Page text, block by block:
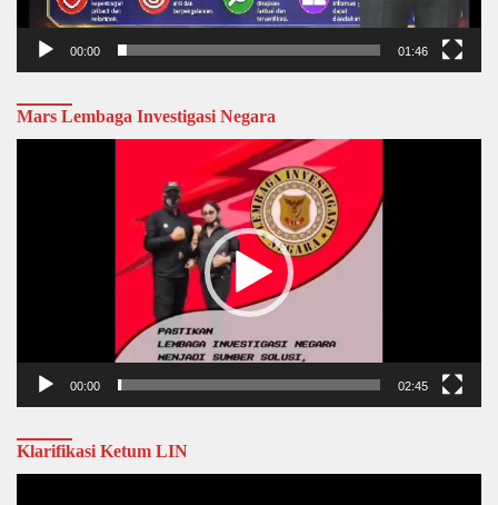
00:00 01:46
Mars Lembaga Investigasi Negara
00:00 02:45
Klarifikasi Ketum LIN